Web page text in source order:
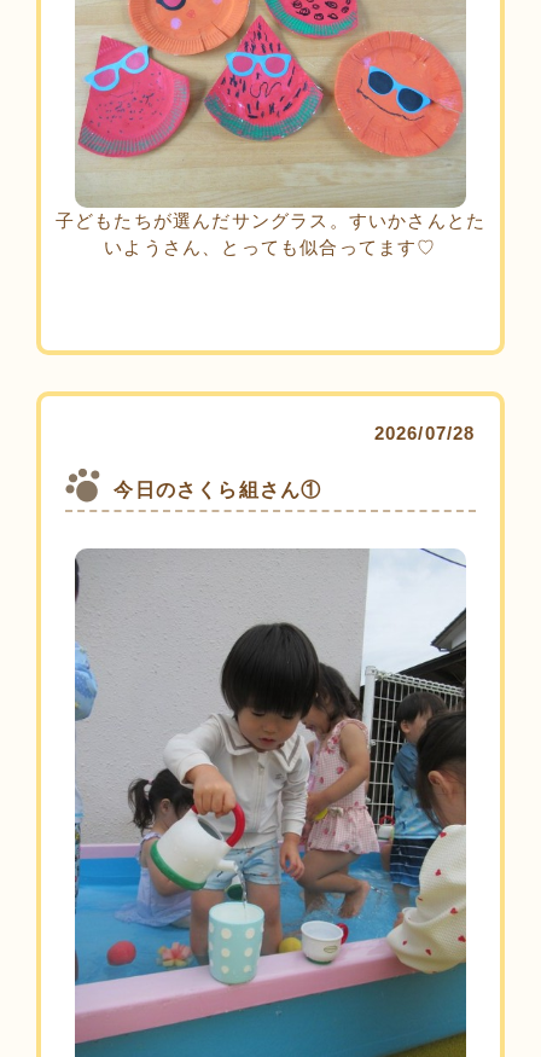
子どもたちが選んだサングラス。すいかさんとた
いようさん、とっても似合ってます♡
2026/07/28
今日のさくら組さん①